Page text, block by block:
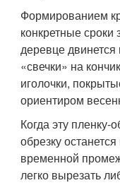
Формированием
конкретные сроки
деревце двинется
«свечки» на
иголочки,
ориентиром
Когда эту пленку-
обрезку
временной
легко вырезать